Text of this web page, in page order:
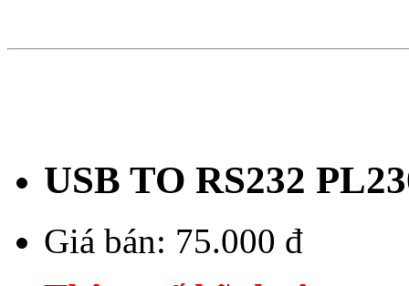
USB TO RS232
Giá bán: 75.000 đ